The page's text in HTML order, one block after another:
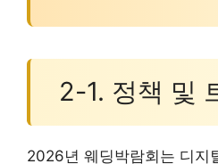
2-1. 정책 및
2026년 웨딩박람회는 디지